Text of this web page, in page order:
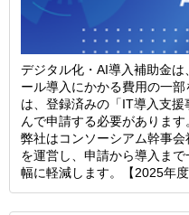
デジタル化・AI導入補助金
ール導入にかかる費用の一
は、登録済みの「IT導入支
んで申請する必要があります
弊社はコンソーシアム幹事会
を運営し、申請から導入ま
幅に軽減します。【2025年